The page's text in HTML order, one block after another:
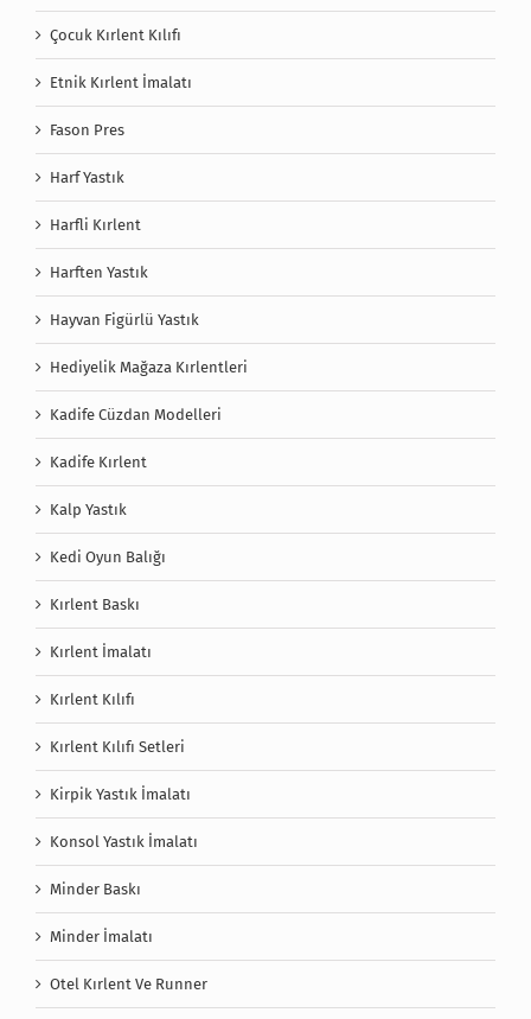
Çocuk Kırlent Kılıfı
Etnik Kırlent İmalatı
Fason Pres
Harf Yastık
Harfli Kırlent
Harften Yastık
Hayvan Figürlü Yastık
Hediyelik Mağaza Kırlentleri
Kadife Cüzdan Modelleri
Kadife Kırlent
Kalp Yastık
Kedi Oyun Balığı
Kırlent Baskı
Kırlent İmalatı
Kırlent Kılıfı
Kırlent Kılıfı Setleri
Kirpik Yastık İmalatı
Konsol Yastık İmalatı
Minder Baskı
Minder İmalatı
Otel Kırlent Ve Runner